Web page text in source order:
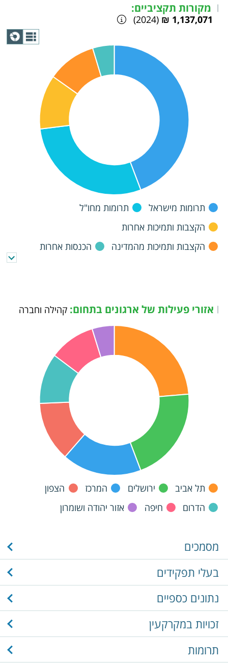
| מקורות תקציביים:
1,137,071 ₪
(2024)
תרומות מישראל
תרומות מחו"ל
הקצבות ותמיכות אחרות
הקצבות ותמיכות מהמדינה
הכנסות אחרות
| אזורי פעילות של ארגונים בתחום:קהילה וחברה
תל אביב ירושלים המרכז
הצפון
הדרום
חיפה אזור יהודה ושומרון
מסמכים
בעלי תפקידים
נתונים כספיים
זכויות במקרקעין
תרומות